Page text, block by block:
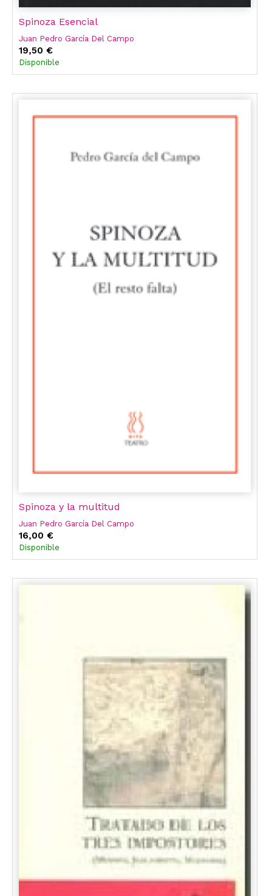
Spinoza Esencial
Juan Pedro García Del Campo
19,50 €
Disponible
Spinoza y la multitud
Juan Pedro García Del Campo
16,00 €
Disponible